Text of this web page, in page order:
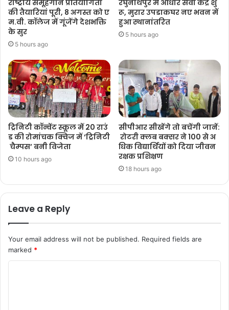
राष्ट्रीय समूहगान प्रतियोगिता
की तैयारियां पूरी, 8 अगस्त को ए
म.वी. कॉलेज में गूंजेंगे देशभक्ति
के सुर
5 hours ago
रघुनाथपुर में आधार सेवा केंद्र शु
रू, मुरार उपडाकघर नए भवन में
हुआ स्थानांतरित
5 hours ago
ट्रिनिटी कॉन्वेंट स्कूल में 20 राउं
ड की रोमांचक क्विज में ‘ट्रिनिटी
चैम्पस’ बनी विजेता
10 hours ago
सीपीआर सीखेंगे तो बचेंगी जानें:
रोटरी क्लब बक्सर ने 100 से अ
धिक विद्यार्थियों को दिया जीवन
रक्षक प्रशिक्षण
18 hours ago
Leave a Reply
Your email address will not be published. Required fields are
marked *